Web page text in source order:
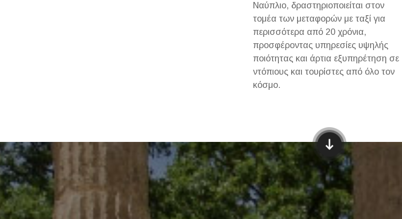
Ναύπλιο, δραστηριοποιείται στον
τομέα των μεταφορών με ταξί για
περισσότερα από 20 χρόνια,
προσφέροντας υπηρεσίες υψηλής
ποιότητας και άρτια εξυπηρέτηση σε
ντόπιους και τουρίστες από όλο τον
κόσμο.